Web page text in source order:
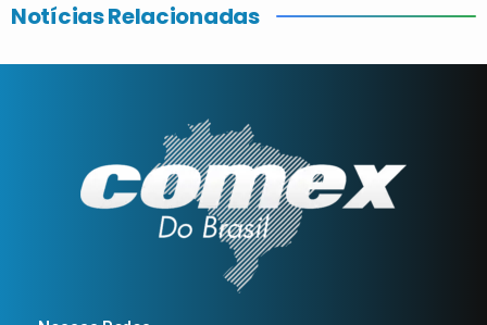
Notícias Relacionadas